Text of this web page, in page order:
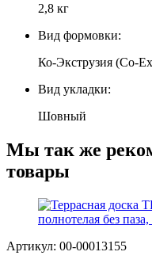
2,8 кг
Вид формовки:
Ко-Экструзия (Co-
Вид укладки:
Шовный
Мы так же
товары
Артикул: 00-00013155